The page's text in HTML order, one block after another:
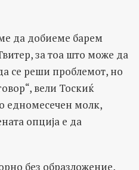
да добиеме барем
за тоа што може да
се реши проблемот, но
вели Тоскиќ
едномесечен молк,
опција е да
без образложение,